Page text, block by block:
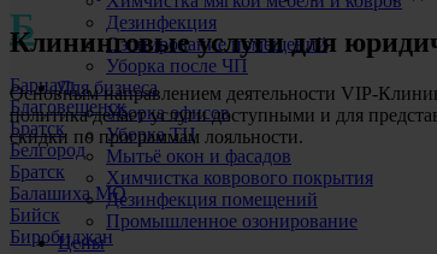
Б
Барнаул
Благовещенск
Братск
Белгород
Братск
Балашиха МО
Бийск
Биробиджан
Дезинфекция
Озонирование помещений
Уборка после ЧП
Для бизнеса
Уборка офисов
Уборка ТЦ
Мытьё окон и фасадов
Химчистка коврового покрытия
Дезинфекция помещений
Промышленное озонирование
Цены
Клининговые услуги для
Основным направлением деятельности VIP-
политика делает услуги доступными и для
скидки по программам лояльности.